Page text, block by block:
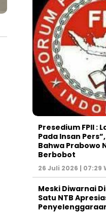
Presedium FPII :
Pada Insan
Bahwa Prabowo
Berbobot
26 Juli 2026 | 07:29
Meski Diwarnai
Satu NTB